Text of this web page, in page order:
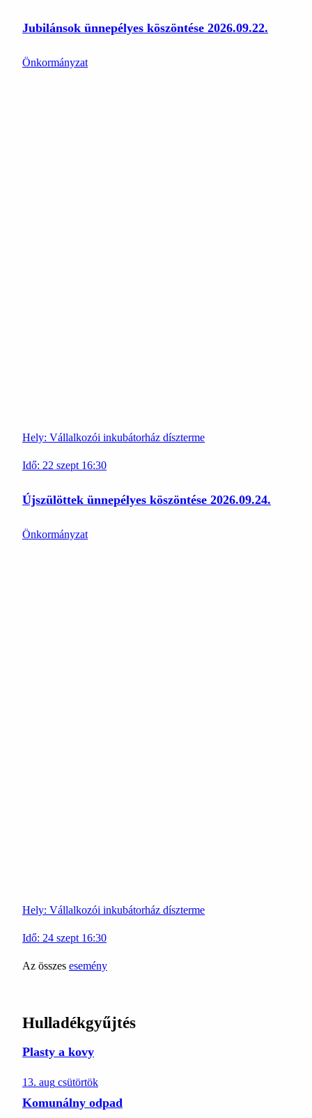
Jubilánsok ünnepélyes köszöntése 2026.09.22.
Önkormányzat
Hely: Vállalkozói inkubátorház díszterme
Idő: 22 szept 16:30
Újszülöttek ünnepélyes köszöntése 2026.09.24.
Önkormányzat
Hely: Vállalkozói inkubátorház díszterme
Idő: 24 szept 16:30
Az összes esemény
Hulladékgyűjtés
Plasty a kovy
13. aug csütörtök
Komunálny odpad